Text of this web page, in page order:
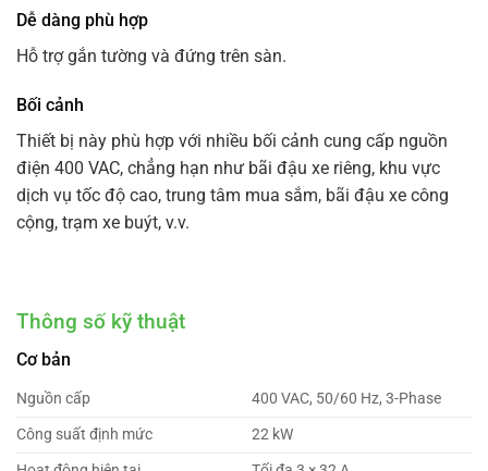
Dễ dàng phù hợp
Hỗ trợ gắn tường và đứng trên sàn.
Bối cảnh
Thiết bị này phù hợp với nhiều bối cảnh cung cấp nguồn
điện 400 VAC, chẳng hạn như bãi đậu xe riêng, khu vực
dịch vụ tốc độ cao, trung tâm mua sắm, bãi đậu xe công
cộng, trạm xe buýt, v.v.
Thông số kỹ thuật
Cơ bản
Nguồn cấp
400 VAC, 50/60 Hz, 3-Phase
Công suất định mức
22 kW